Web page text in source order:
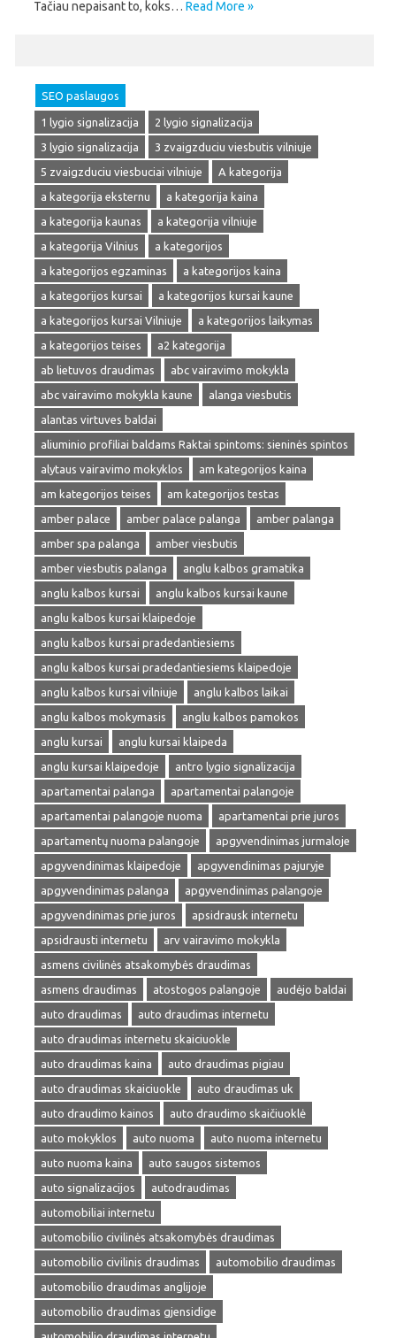
Tačiau nepaisant to, koks… Read More »
SEO paslaugos
1 lygio signalizacija
2 lygio signalizacija
3 lygio signalizacija
3 zvaigzduciu viesbutis vilniuje
5 zvaigzduciu viesbuciai vilniuje
A kategorija
a kategorija eksternu
a kategorija kaina
a kategorija kaunas
a kategorija vilniuje
a kategorija Vilnius
a kategorijos
a kategorijos egzaminas
a kategorijos kaina
a kategorijos kursai
a kategorijos kursai kaune
a kategorijos kursai Vilniuje
a kategorijos laikymas
a kategorijos teises
a2 kategorija
ab lietuvos draudimas
abc vairavimo mokykla
abc vairavimo mokykla kaune
alanga viesbutis
alantas virtuves baldai
aliuminio profiliai baldams Raktai spintoms: sieninės spintos
alytaus vairavimo mokyklos
am kategorijos kaina
am kategorijos teises
am kategorijos testas
amber palace
amber palace palanga
amber palanga
amber spa palanga
amber viesbutis
amber viesbutis palanga
anglu kalbos gramatika
anglu kalbos kursai
anglu kalbos kursai kaune
anglu kalbos kursai klaipedoje
anglu kalbos kursai pradedantiesiems
anglu kalbos kursai pradedantiesiems klaipedoje
anglu kalbos kursai vilniuje
anglu kalbos laikai
anglu kalbos mokymasis
anglu kalbos pamokos
anglu kursai
anglu kursai klaipeda
anglu kursai klaipedoje
antro lygio signalizacija
apartamentai palanga
apartamentai palangoje
apartamentai palangoje nuoma
apartamentai prie juros
apartamentų nuoma palangoje
apgyvendinimas jurmaloje
apgyvendinimas klaipedoje
apgyvendinimas pajuryje
apgyvendinimas palanga
apgyvendinimas palangoje
apgyvendinimas prie juros
apsidrausk internetu
apsidrausti internetu
arv vairavimo mokykla
asmens civilinės atsakomybės draudimas
asmens draudimas
atostogos palangoje
audėjo baldai
auto draudimas
auto draudimas internetu
auto draudimas internetu skaiciuokle
auto draudimas kaina
auto draudimas pigiau
auto draudimas skaiciuokle
auto draudimas uk
auto draudimo kainos
auto draudimo skaičiuoklė
auto mokyklos
auto nuoma
auto nuoma internetu
auto nuoma kaina
auto saugos sistemos
auto signalizacijos
autodraudimas
automobiliai internetu
automobilio civilinės atsakomybės draudimas
automobilio civilinis draudimas
automobilio draudimas
automobilio draudimas anglijoje
automobilio draudimas gjensidige